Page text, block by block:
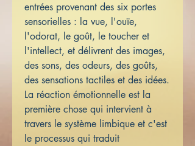
entrées provenant des six portes
sensorielles : la vue, l'ouïe,
l'odorat, le goût, le toucher et
l'intellect, et délivrent des images,
des sons, des odeurs, des goûts,
des sensations tactiles et des idées.
La réaction émotionnelle est la
première chose qui intervient à
travers le système limbique et c'est
le processus qui traduit